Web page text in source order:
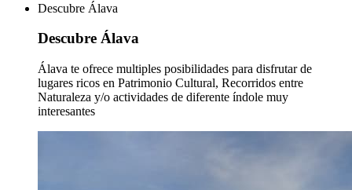
Descubre Álava
Descubre Álava
Álava te ofrece multiples posibilidades para disfrutar de
lugares ricos en Patrimonio Cultural, Recorridos entre
Naturaleza y/o actividades de diferente índole muy
interesantes